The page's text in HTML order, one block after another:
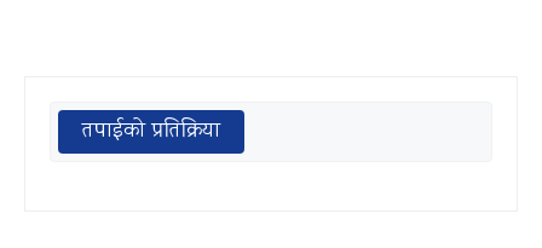
तपाईको प्रतिक्रिया